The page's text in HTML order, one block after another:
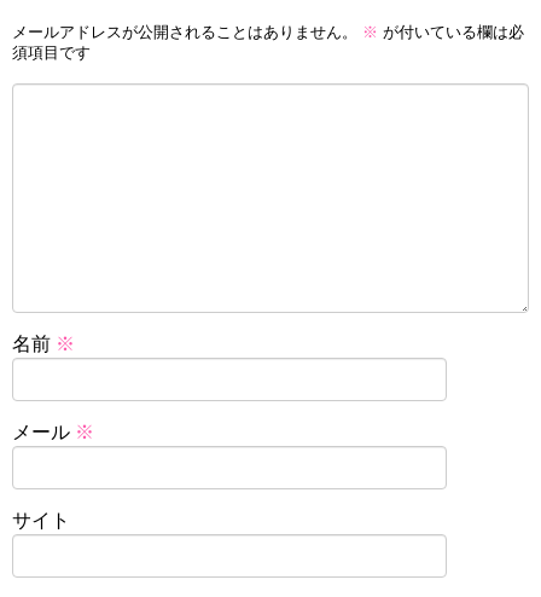
メールアドレスが公開されることはありません。 ※ が付いている欄は必
須項目です
名前 ※
メール ※
サイト